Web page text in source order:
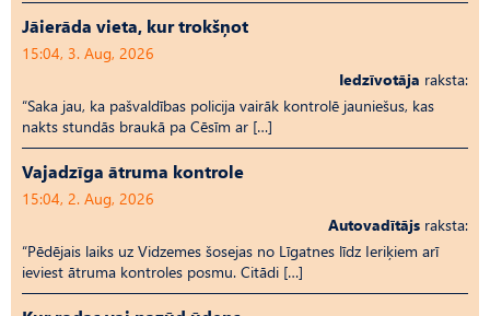
Jāierāda vieta, kur trokšņot
15:04, 3. Aug, 2026
Iedzīvotāja raksta:
“Saka jau, ka pašvaldības policija vairāk kontrolē jauniešus, kas
nakts stundās braukā pa Cēsīm ar […]
Vajadzīga ātruma kontrole
15:04, 2. Aug, 2026
Autovadītājs raksta:
“Pēdējais laiks uz Vid­ze­mes šosejas no Līgatnes līdz Ieriķiem arī
ieviest ātruma kontroles posmu. Citādi […]